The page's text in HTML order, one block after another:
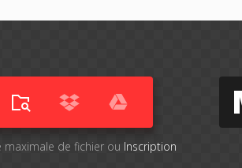
maximale de fichier ou Inscription